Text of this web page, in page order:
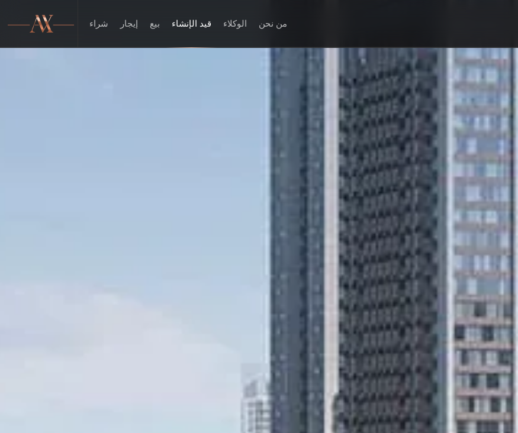
شراء إيجار بيع قيد الإنشاء الوكلاء من نحن